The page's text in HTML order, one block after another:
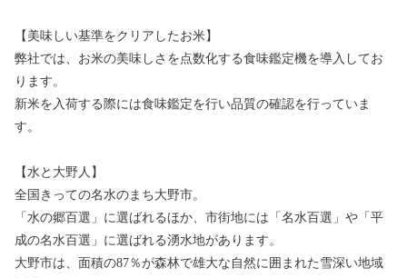
【美味しい基準をクリアしたお米】
弊社では、お米の美味しさを点数化する食味鑑定機を導入してお
ります。
新米を入荷する際には食味鑑定を行い品質の確認を行っていま
す。
【水と大野人】
全国きっての名水のまち大野市。
「水の郷百選」に選ばれるほか、市街地には「名水百選」や「平
成の名水百選」に選ばれる湧水地があります。
大野市は、面積の87％が森林で雄大な自然に囲まれた雪深い地域